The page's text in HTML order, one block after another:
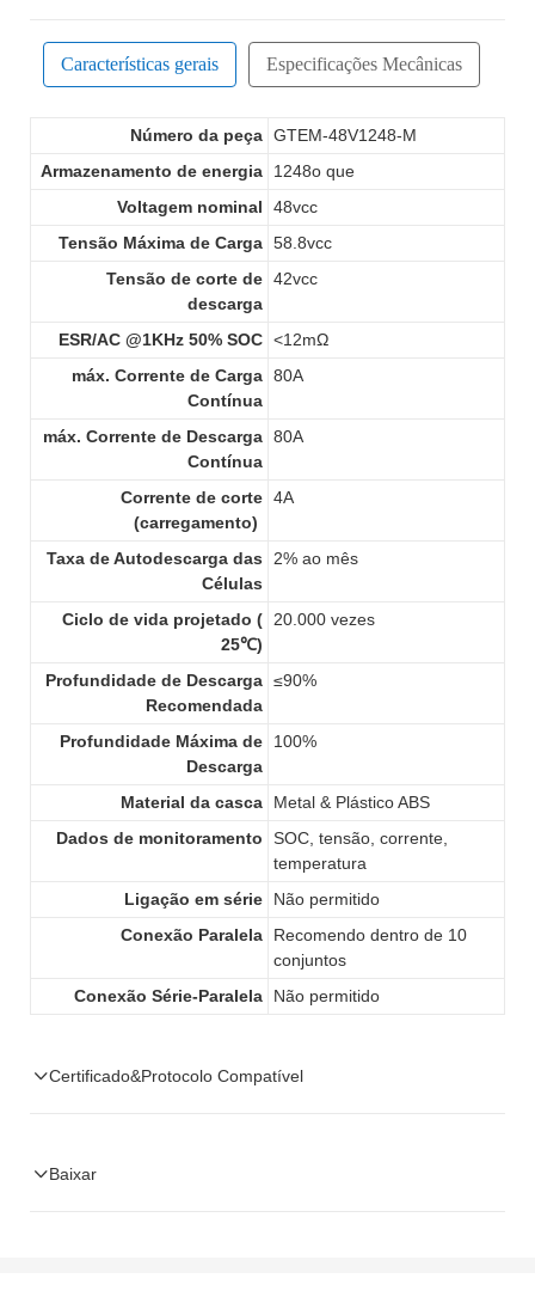
Características gerais Especificações Mecânicas
Número da peça GTEM-48V1248-M
Armazenamento de energia
1248o que
Voltagem nominal
48vcc
Tensão Máxima de Carga 58.8vcc
Tensão de corte de
descarga
42vcc
ESR/AC @1KHz 50% SOC <12mΩ
máx. Corrente de Carga
Contínua
80A
máx. Corrente de Descarga
Contínua
80A
Corrente de corte
(carregamento)
4A
Taxa de Autodescarga das
Células
2% ao mês
Ciclo de vida projetado (
25℃)
20.000 vezes
Profundidade de Descarga
Recomendada
≤90%
Profundidade Máxima de
Descarga
100%
Material da casca
Metal & Plástico ABS
Dados de monitoramento
SOC, tensão, corrente,
temperatura
Ligação em série
Não permitido
Conexão Paralela
Recomendo dentro de 10
conjuntos
Conexão Série-Paralela
Não permitido
Certificado&Protocolo Compatível
Baixar